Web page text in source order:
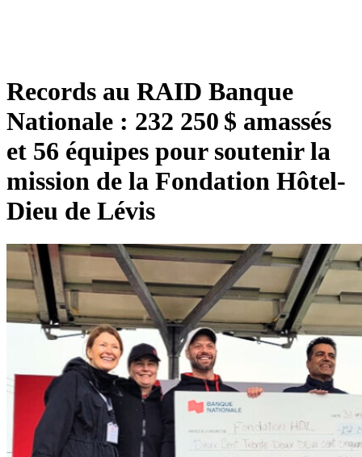
Records au RAID Banque
Nationale : 232 250 $ amassés
et 56 équipes pour soutenir la
mission de la Fondation Hôtel-
Dieu de Lévis